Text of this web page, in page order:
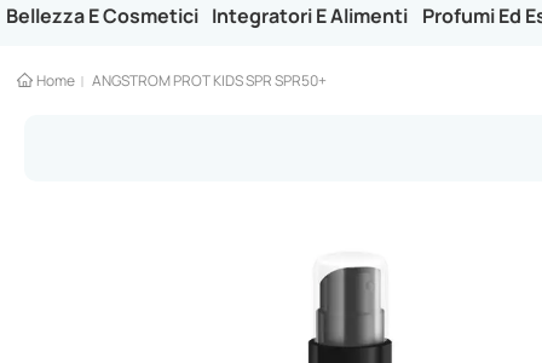
Bellezza E Cosmetici Integratori E Alimenti Profumi Ed
Home ANGSTROM PROT KIDS SPR SPR50+